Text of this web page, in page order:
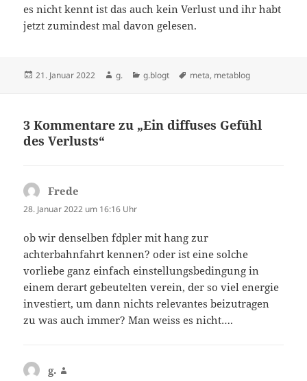
es nicht kennt ist das auch kein Verlust und ihr habt
jetzt zumindest mal davon gelesen.
Veröffentlicht
21. Januar 2022 Autor
g. Kategorien
g.blogt Schlagwörter
meta, metablog
3 Kommentare zu „Ein diffuses Gefühl
des Verlusts“
Frede
28. Januar 2022 um 16:16 Uhr
ob wir denselben fdpler mit hang zur
achterbahnfahrt kennen? oder ist eine solche
vorliebe ganz einfach einstellungsbedingung in
einem derart gebeutelten verein, der so viel energie
investiert, um dann nichts relevantes beizutragen
zu was auch immer? Man weiss es nicht….
g.